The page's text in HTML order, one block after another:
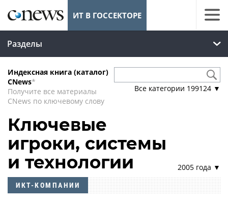
ИТ В ГОССЕКТОРЕ
Разделы
Индексная книга (каталог)
CNews*
Получите все материалы
CNews по ключевому слову
Все категории 199124 ▼
Ключевые
игроки, системы
и технологии
2005 года ▼
ИКТ-КОМПАНИИ